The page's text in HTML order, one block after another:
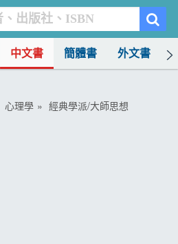
中文書 簡體書 外文書
心理學 經典學派/大師思想